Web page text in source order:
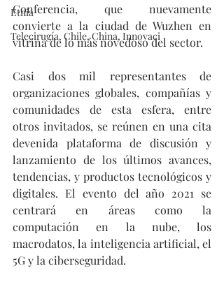
Etnia
Telecirugía, Chile, China, Innovaci
Conferencia, que nuevamente
convierte a la ciudad de Wuzhen en
vitrina de lo más novedoso del sector.
Casi dos mil representantes de
organizaciones globales, compañías y
comunidades de esta esfera, entre
otros invitados, se reúnen en una cita
devenida plataforma de discusión y
lanzamiento de los últimos avances,
tendencias, y productos tecnológicos y
digitales. El evento del año 2021 se
centrará en áreas como la
computación en la nube, los
macrodatos, la inteligencia artificial, el
5G y la ciberseguridad.